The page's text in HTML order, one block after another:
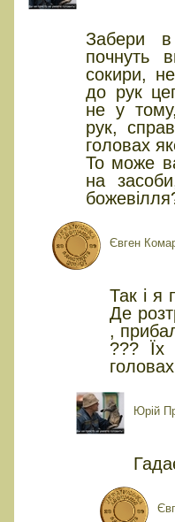
Забери в
почнуть
сокири,
до рук
не у
рук,
головах
То може
на
Євген
Так і я
Де
,
???
Юрiй